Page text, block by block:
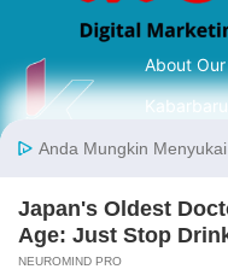
About
serta